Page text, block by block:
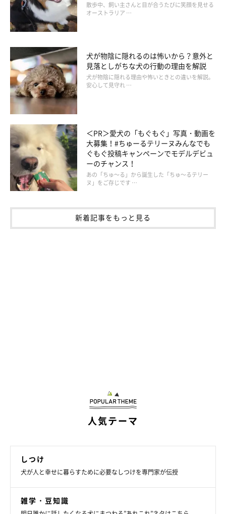
散歩中、飼い主さんと目が合うたびに笑顔を見せる
オーストラリア …
犬が物陰に隠れるのは怖いから？意外と
見落としがちな犬の行動の理由を解説
犬が物陰に隠れる理由や怖いときとの違いを解説。
安心して見守れ …
＜PR＞愛犬の「もぐもぐ」写真・動画を
大募集！#ちゅーるテリーヌみんなでも
ぐもぐ投稿キャンペーンでモデルデビュ
ーのチャンス！
あの「ちゅ～る」から誕生した「ちゅ～るテリー
ヌ」をご存じです …
新着記事をもっと見る
人気テーマ
しつけ
犬が人と幸せに暮らすために必要なしつけを専門家が伝授
雑学・豆知識